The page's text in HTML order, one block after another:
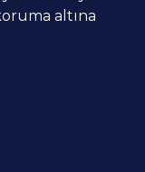
altına